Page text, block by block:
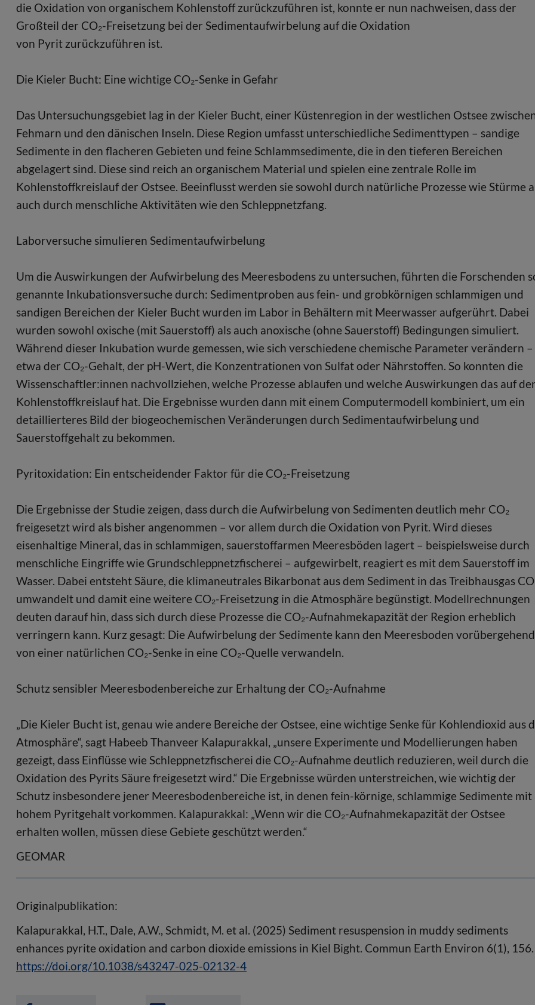
die Oxidation von organischem Kohlenstoff zurückzuführen ist, konnte er nun nachweisen, dass der
Großteil der CO₂-Freisetzung bei der Sedimentaufwirbelung auf die Oxidation
von Pyrit zurückzuführen ist.
Die Kieler Bucht: Eine wichtige CO₂-Senke in Gefahr
Das Untersuchungsgebiet lag in der Kieler Bucht, einer Küstenregion in der westlichen Ostsee
Fehmarn und den dänischen Inseln. Diese Region umfasst unterschiedliche Sedimenttypen – sandige
Sedimente in den flacheren Gebieten und feine Schlammsedimente, die in den tieferen Bereichen
abgelagert sind. Diese sind reich an organischem Material und spielen eine zentrale Rolle im
Kohlenstoffkreislauf der Ostsee. Beeinflusst werden sie sowohl durch natürliche Prozesse wie Stürme
auch durch menschliche Aktivitäten wie den Schleppnetzfang.
Laborversuche simulieren Sedimentaufwirbelung
Um die Auswirkungen der Aufwirbelung des Meeresbodens zu untersuchen, führten die Forschenden
genannte Inkubationsversuche durch: Sedimentproben aus fein- und grobkörnigen schlammigen und
sandigen Bereichen der Kieler Bucht wurden im Labor in Behältern mit Meerwasser aufgerührt. Dabei
wurden sowohl oxische (mit Sauerstoff) als auch anoxische (ohne Sauerstoff) Bedingungen simuliert.
Während dieser Inkubation wurde gemessen, wie sich verschiedene chemische Parameter verändern –
etwa der CO₂-Gehalt, der pH-Wert, die Konzentrationen von Sulfat oder Nährstoffen. So konnten die
Wissenschaftler:innen nachvollziehen, welche Prozesse ablaufen und welche Auswirkungen das auf
Kohlenstoffkreislauf hat. Die Ergebnisse wurden dann mit einem Computermodell kombiniert, um ein
detaillierteres Bild der biogeochemischen Veränderungen durch Sedimentaufwirbelung und
Sauerstoffgehalt zu bekommen.
Pyritoxidation: Ein entscheidender Faktor für die CO₂-Freisetzung
Die Ergebnisse der Studie zeigen, dass durch die Aufwirbelung von Sedimenten deutlich mehr CO₂
freigesetzt wird als bisher angenommen – vor allem durch die Oxidation von Pyrit. Wird dieses
eisenhaltige Mineral, das in schlammigen, sauerstoffarmen Meeresböden lagert – beispielsweise durch
menschliche Eingriffe wie Grundschleppnetzfischerei – aufgewirbelt, reagiert es mit dem Sauerstoff im
Wasser. Dabei entsteht Säure, die klimaneutrales Bikarbonat aus dem Sediment in das Treibhausgas
umwandelt und damit eine weitere CO₂-Freisetzung in die Atmosphäre begünstigt. Modellrechnungen
deuten darauf hin, dass sich durch diese Prozesse die CO₂-Aufnahmekapazität der Region erheblich
verringern kann. Kurz gesagt: Die Aufwirbelung der Sedimente kann den Meeresboden vorübergehend
von einer natürlichen CO₂-Senke in eine CO₂-Quelle verwandeln.
Schutz sensibler Meeresbodenbereiche zur Erhaltung der CO₂-Aufnahme
„Die Kieler Bucht ist, genau wie andere Bereiche der Ostsee, eine wichtige Senke für Kohlendioxid aus
Atmosphäre“, sagt Habeeb Thanveer Kalapurakkal, „unsere Experimente und Modellierungen haben
gezeigt, dass Einflüsse wie Schleppnetzfischerei die CO₂-Aufnahme deutlich reduzieren, weil durch die
Oxidation des Pyrits Säure freigesetzt wird.“ Die Ergebnisse würden unterstreichen, wie wichtig der
Schutz insbesondere jener Meeresbodenbereiche ist, in denen fein-körnige, schlammige Sedimente mit
hohem Pyritgehalt vorkommen. Kalapurakkal: „Wenn wir die CO₂-Aufnahmekapazität der Ostsee
erhalten wollen, müssen diese Gebiete geschützt werden.“
GEOMAR
Originalpublikation:
Kalapurakkal, H.T., Dale, A.W., Schmidt, M. et al. (2025) Sediment resuspension in muddy sediments
enhances pyrite oxidation and carbon dioxide emissions in Kiel Bight. Commun Earth Environ 6(1),
https://doi.org/10.1038/s43247-025-02132-4